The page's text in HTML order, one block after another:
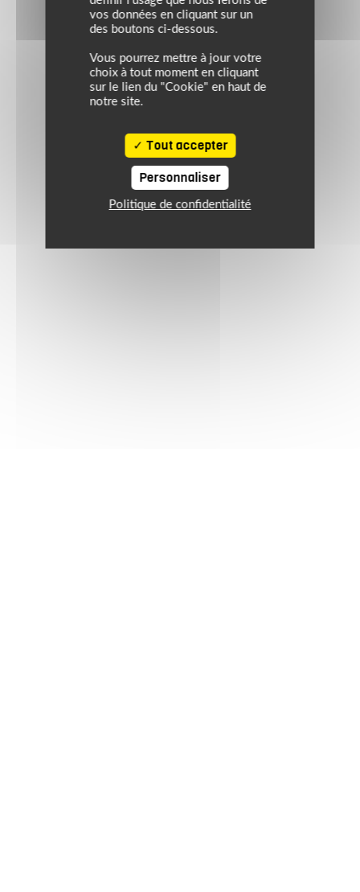
vos données en cliquant sur un
des boutons ci-dessous.
Vous pourrez mettre à jour votre
choix à tout moment en cliquant
sur le lien du "Cookie" en haut de
notre site.
Tout accepter
Personnaliser
Politique de confidentialité